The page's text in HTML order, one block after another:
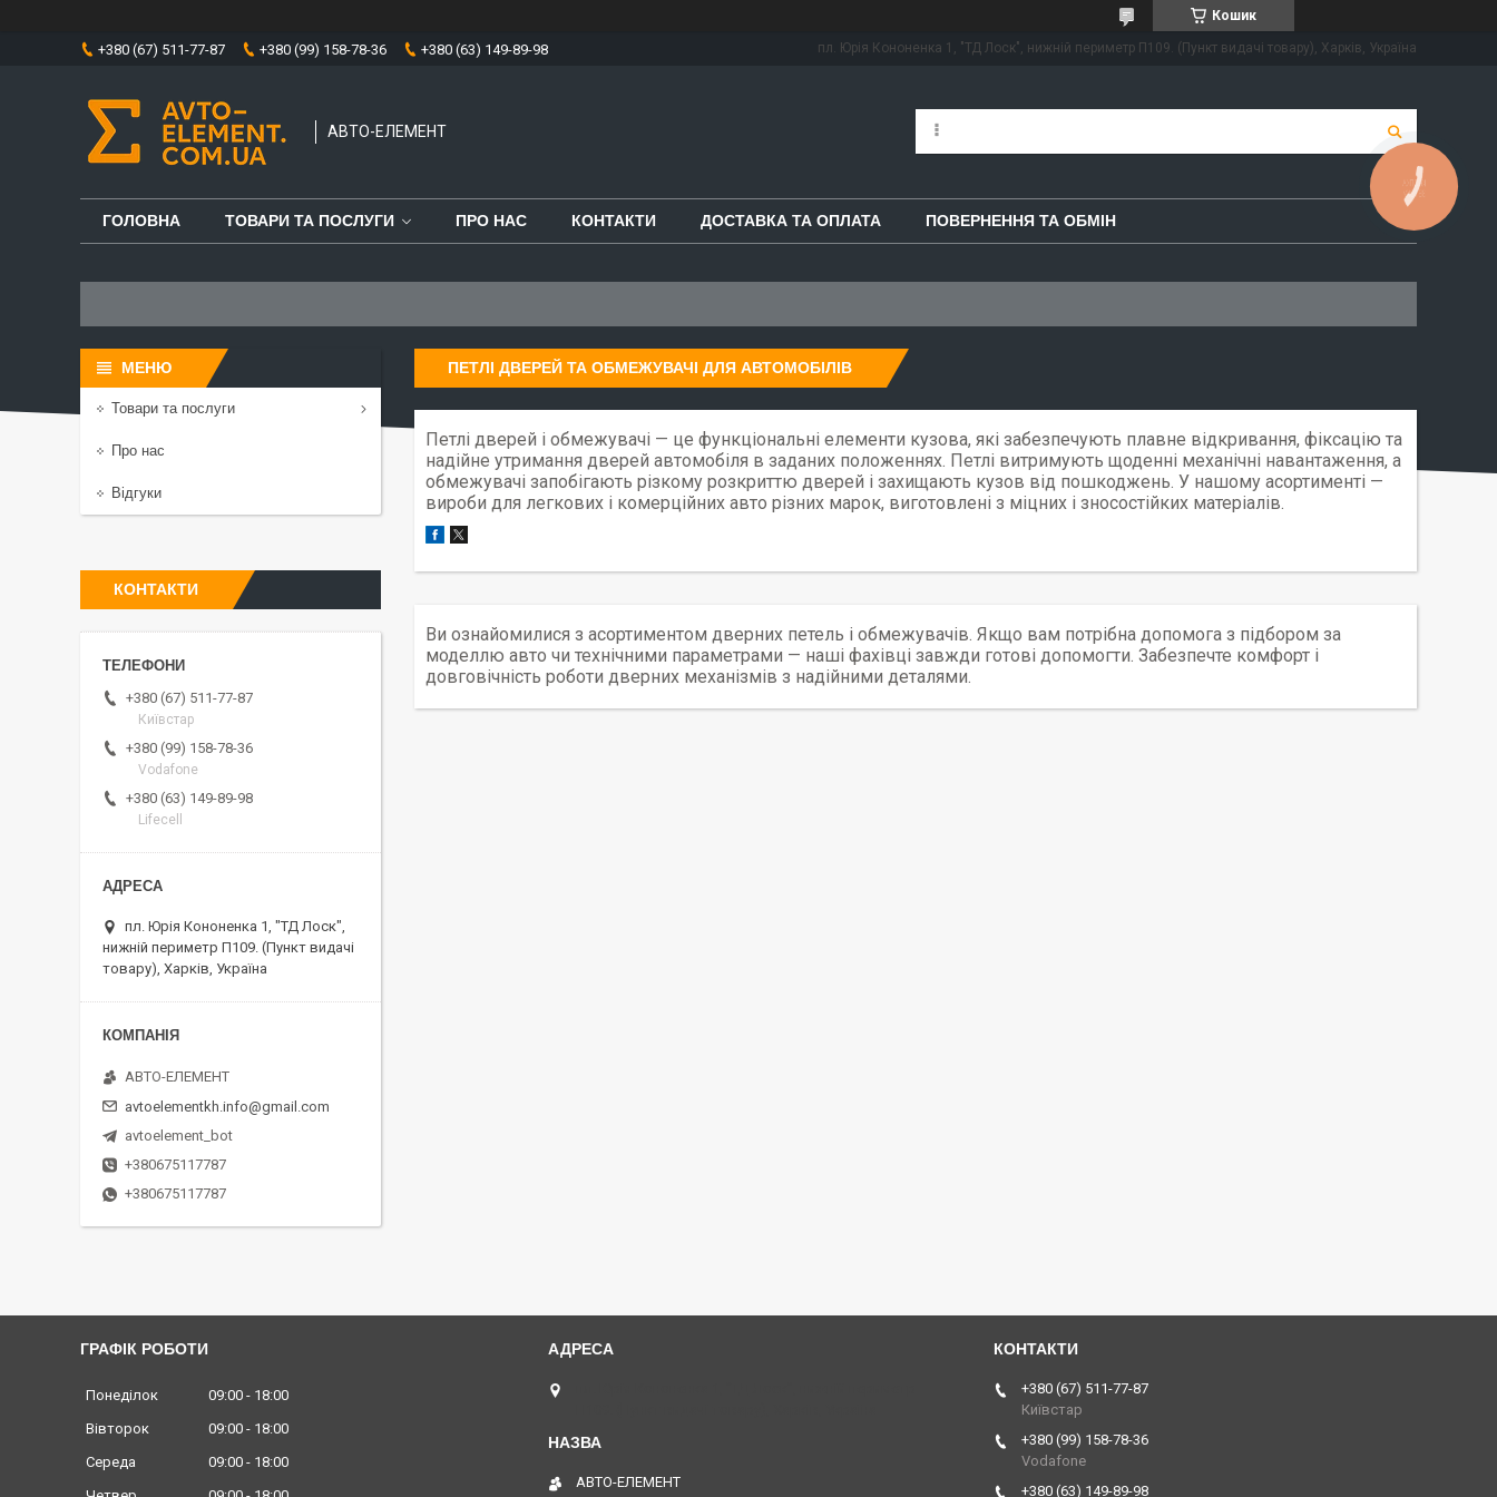
Кошик
+380 (67) 511-77-87 +380 (99) 158-78-36 +380 (63) 149-89-98 пл. Юрія Кононенка 1, "ТД Лоск", нижній периметр П109. (Пункт видачі товару), Харків, Україна
АВТО-ЕЛЕМЕНТ
ГОЛОВНА ТОВАРИ ТА ПОСЛУГИ ПРО НАС КОНТАКТИ ДОСТАВКА ТА ОПЛАТА ПОВЕРНЕННЯ ТА ОБМІН
ПЕТЛІ ДВЕРЕЙ ТА ОБМЕЖУВАЧІ ДЛЯ АВТОМОБІЛІВ
Петлі дверей і обмежувачі — це функціональні елементи кузова, які забезпечують плавне відкривання, фіксацію та
надійне утримання дверей автомобіля в заданих положеннях. Петлі витримують щоденні механічні навантаження, а
обмежувачі запобігають різкому розкриттю дверей і захищають кузов від пошкоджень. У нашому асортименті —
вироби для легкових і комерційних авто різних марок, виготовлені з міцних і зносостійких матеріалів.
Ви ознайомилися з асортиментом дверних петель і обмежувачів. Якщо вам потрібна допомога з підбором за
моделлю авто чи технічними параметрами — наші фахівці завжди готові допомогти. Забезпечте комфорт і
довговічність роботи дверних механізмів з надійними деталями.
Товари та послуги
Про нас
Відгуки
КОНТАКТИ
+380 (67) 511-77-87
Київстар
+380 (99) 158-78-36
Vodafone
+380 (63) 149-89-98
Lifecell
пл. Юрія Кононенка 1, "ТД Лоск",
нижній периметр П109. (Пункт видачі
товару), Харків, Україна
АВТО-ЕЛЕМЕНТ
avtoelementkh.info@gmail.com
avtoelement_bot
+380675117787
+380675117787
ГРАФІК РОБОТИ
Понеділок 09:00
18:00
Вівторок
09:00
18:00
Середа
09:00
18:00
АВТО-ЕЛЕМЕНТ
+380 (67) 511-77-87
Київстар
+380 (99) 158-78-36
Vodafone
+380 (63) 149-89-98
КНОПКА
ЗВ'ЯЗКУ